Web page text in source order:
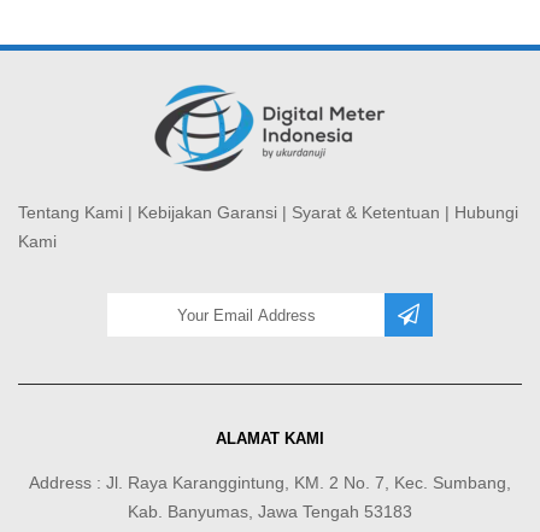
Tentang Kami | Kebijakan Garansi | Syarat & Ketentuan | Hubungi
Kami
ALAMAT KAMI
Address : Jl. Raya Karanggintung, KM. 2 No. 7, Kec. Sumbang,
Kab. Banyumas, Jawa Tengah 53183